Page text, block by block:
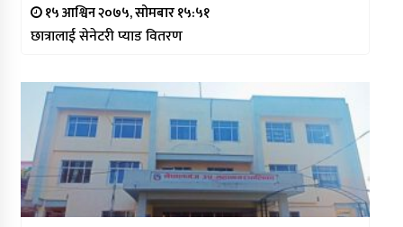
१५ आश्विन २०७५, सोमबार १५:५१
छात्रालाई सेनेटरी प्याड वितरण